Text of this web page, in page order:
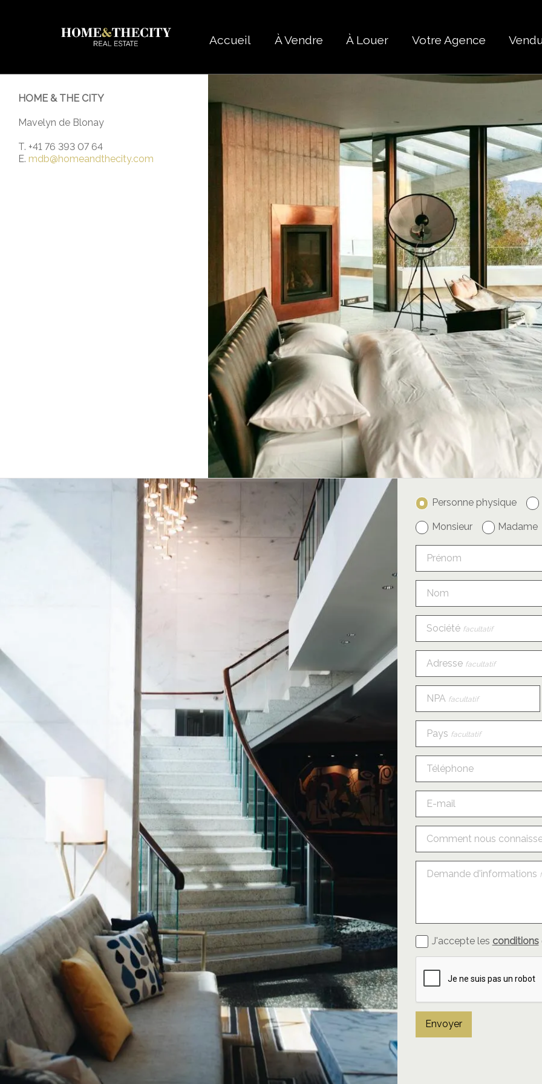
Accueil À Vendre À Louer Votre Agence
HOME & THE CITY
Mavelyn de Blonay
T. +41 76 393 07 64
E. mdb@homeandthecity.com
Personne physique
Monsieur Madame
Prénom
Nom
Société facultatif
Adresse facultatif
NPA facultatif
Pays facultatif
Téléphone
E-mail
Comment nous
Demande d'informations
J'accepte les conditions
Envoyer